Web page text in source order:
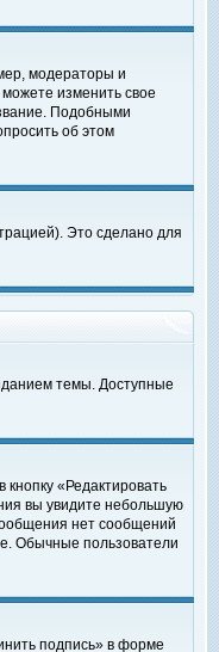
модераторы и
изменить свое
Подобными
об этом
Это сделано для
темы. Доступные
«Редактировать
вы увидите небольшую
нет сообщений
Обычные пользователи
подпись» в форме